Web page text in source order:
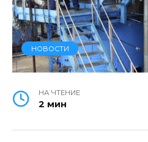
НОВОСТИ
НА ЧТЕНИЕ
2 мин